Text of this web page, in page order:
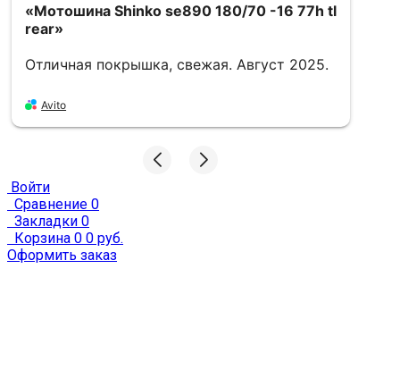
«Мотошина Shinko se890 180/70 -16 77h tl
rear»
Отличная покрышка, свежая. Август 2025.
Avito
Войти
Сравнение 0
Закладки 0
Корзина 0 0 руб.
Оформить заказ